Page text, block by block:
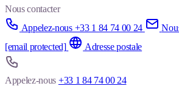
Nous contacter
Appelez-nous +33 1 84 74 00 24
[email protected]
Adresse postale
Appelez-nous +33 1 84 74 00 24